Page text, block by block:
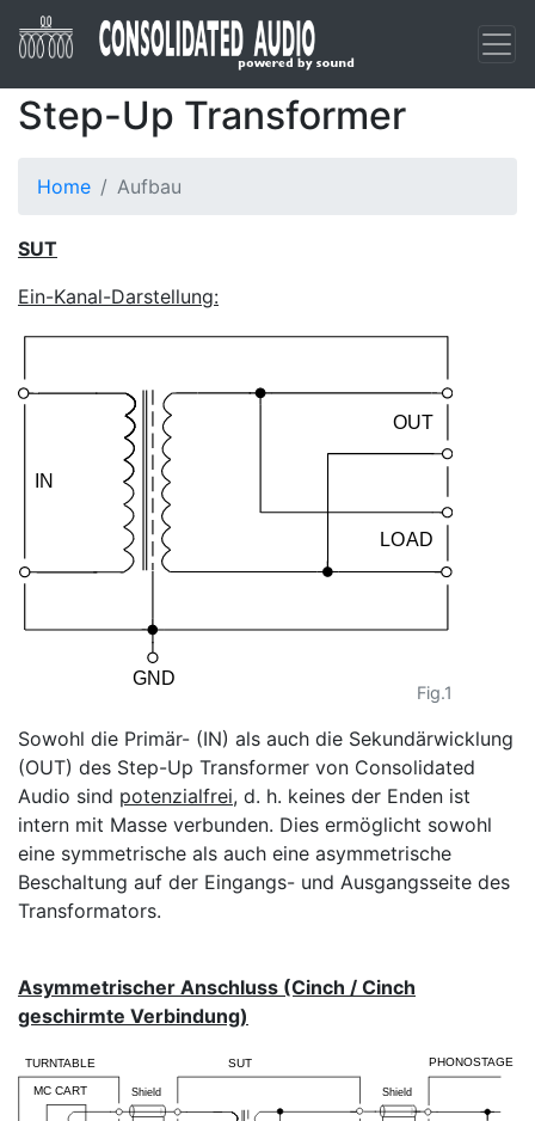
Step-Up Transformer
Home Aufbau
SUT
Ein-Kanal-Darstellung:
Fig.1
Sowohl die Primär- (IN) als auch die Sekundärwicklung
(OUT) des Step-Up Transformer von Consolidated
Audio sind potenzialfrei, d. h. keines der Enden ist
intern mit Masse verbunden. Dies ermöglicht sowohl
eine symmetrische als auch eine asymmetrische
Beschaltung auf der Eingangs- und Ausgangsseite des
Transformators.
Asymmetrischer Anschluss (Cinch / Cinch
geschirmte Verbindung)